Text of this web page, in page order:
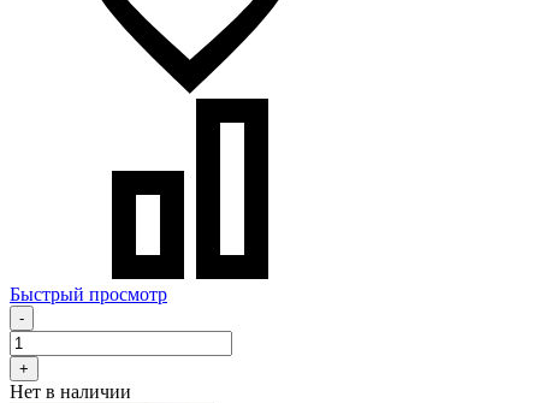
Быстрый просмотр
-
+
Нет в наличии